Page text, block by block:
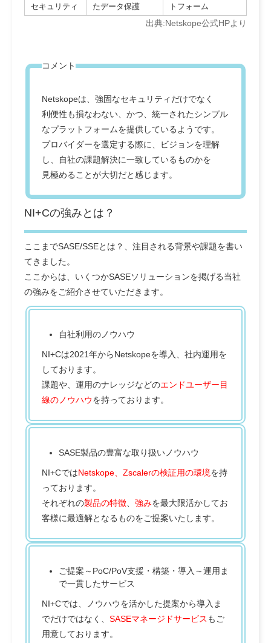
セキュリティ
たデータ保護
トフォーム
出典:Netskope公式HPより
コメント
Netskopeは、強固なセキュリティだけでなく
利便性も損なわない、かつ、統一されたシンプル
なプラットフォームを提供しているようです。
プロバイダーを選定する際に、ビジョンを理解
し、自社の課題解決に一致しているものかを
見極めることが大切だと感じます。
NI+Cの強みとは？
ここまでSASE/SSEとは？、注目される背景や課題を書い
てきました。
ここからは、いくつかSASEソリューションを掲げる当社
の強みをご紹介させていただきます。
自社利用のノウハウ
NI+Cは2021年からNetskopeを導入、社内運用を
しております。
課題や、運用のナレッジなどのエンドユーザー目
線のノウハウを持っております。
SASE製品の豊富な取り扱いノウハウ
NI+CではNetskope、Zscalerの検証用の環境を持
っております。
それぞれの製品の特徴 強みを最大限活かしてお
客様に最適解となるものをご提案いたします。
ご提案～PoC/PoV支援・構築・導入～運用ま
で一貫したサービス
NI+Cでは、ノウハウを活かした提案から導入ま
でだけではなく、 SASEマネージドサービス もご
用意しております。